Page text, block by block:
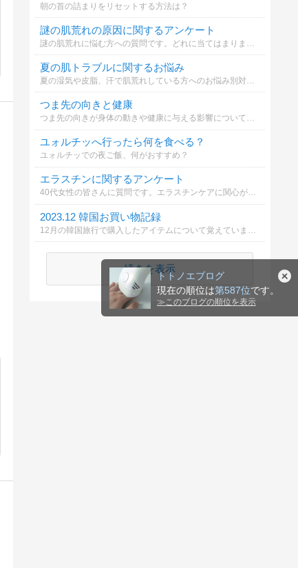
トトノエブログ
現在の順位は第587位です。
≫ このブログの順位を表示
朝の首の詰まりをリセットする方法は？
謎の肌荒れの原因に関するアンケート
夏の肌トラブルに関するお悩み
夏の湿気や皮脂、汗で肌荒れしている方へのお悩み別対策についてどれに当てはまる？
つま先の向きと健康
つま先の向きが身体の動きや健康に与える影響について知っていますか？
ユォルチッへ行ったら何を食べる？
ユォルチッでの夜ご飯、何がおすすめ？
エラスチンに関するアンケート
40代女性の皆さんに質問です。エラスチンケアに関心がありますか？
2023.12 韓国お買い物記録
続きを表示